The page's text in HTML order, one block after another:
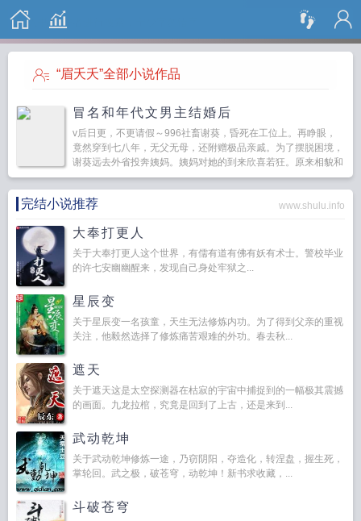
搜 索
“眉夭夭”全部小说作品
冒名和年代文男主结婚后
v后日更，不更请假～996社畜谢葵，昏死在工位上。再睁眼，
竟然穿到七八年，无父无母，还附赠极品亲戚。为了摆脱困境，
谢葵远去外省投奔姨妈。姨妈对她的到来欣喜若狂。原来相貌和
她极其相似的表姐跟人私奔去了香江。怕事情败露，姨妈央求她
顶...
完结小说推荐 www.shulu.info
大奉打更人
关于大奉打更人这个世界，有儒有道有佛有妖有术士。警校毕业
的许七安幽幽醒来，发现自己身处牢狱之...
星辰变
关于星辰变一名孩童，天生无法修炼内功。为了得到父亲的重视
关注，他毅然选择了修炼痛苦艰难的外功。春去秋...
遮天
关于遮天这是太空探测器在枯寂的宇宙中捕捉到的一幅极其震撼
的画面。九龙拉棺，究竟是回到了上古，还是来到...
武动乾坤
关于武动乾坤修炼一途，乃窃阴阳，夺造化，转涅盘，握生死，
掌轮回。武之极，破苍穹，动乾坤！新书求收藏，...
斗破苍穹